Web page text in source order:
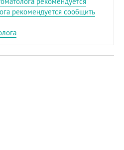
рекомендуется сообщить